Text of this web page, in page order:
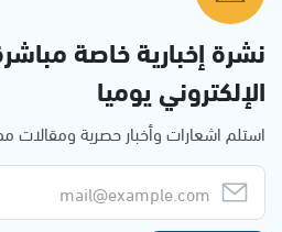
نشرة إخبارية خاصة
الإلكتروني يوميا
استلم اشعارات وأخبار حصرية